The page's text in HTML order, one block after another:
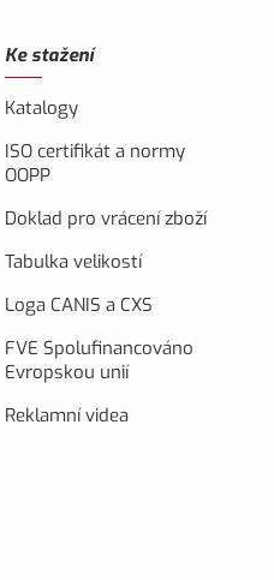
Ke stažení
Katalogy
ISO certifikát a normy
OOPP
Doklad pro vrácení zboží
Tabulka velikostí
Loga CANIS a CXS
FVE Spolufinancováno
Evropskou unií
Reklamní videa